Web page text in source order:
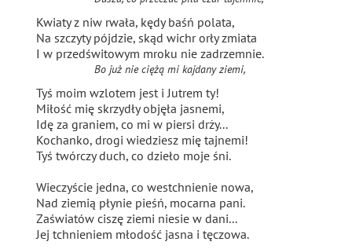
Kwiaty z niw rwała, kędy baśń polata,
Na szczyty pójdzie, skąd wichrorły zmiata
I w przedświtowym mroku nie zadrzemnie.
Bo już nie ciężą mi kajdany ziemi,
Tyś moim wzlotem jest i Jutrem ty!
Miłość mięskrzydłyobjęła jasnemi,
Idę za graniem, co mi w piersi drży...
Kochanko, drogi wiedziesz mię tajnemi!
Tyś twórczy duch, co dzieło moje śni.
Wieczyście jedna, co westchnienie nowa,
Nad ziemią płynie pieśń, mocarna pani.
Zaświatów ciszę ziemi niesie w dani...
Jej tchnieniem młodość jasna i tęczowa.